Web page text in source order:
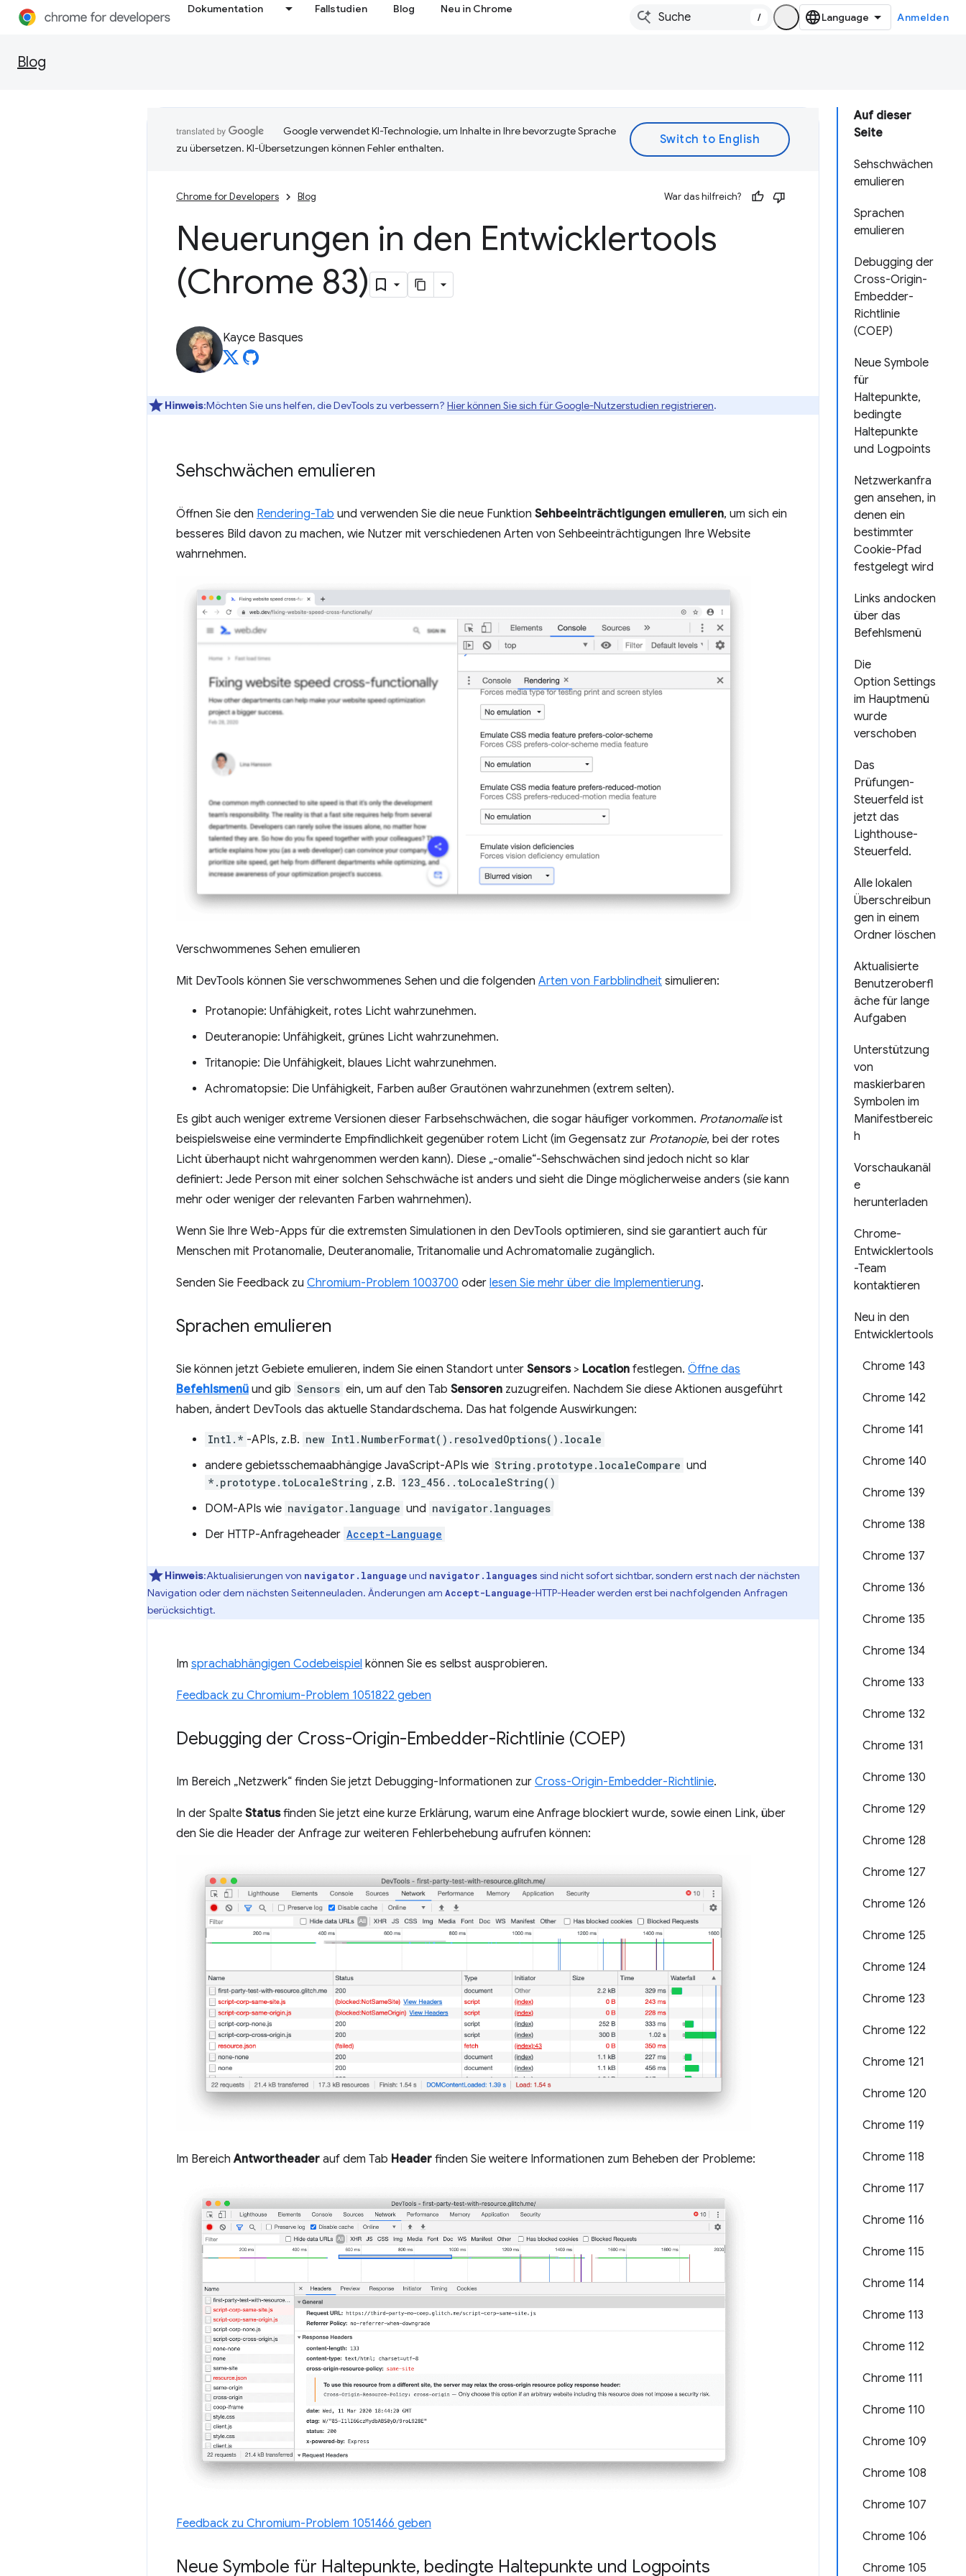
Dokumentation Fallstudien Blog Neu in Chrome
/ Anmelden
Blog
Auf dieser
Seite
Sehschwächen
emulieren
Sprachen
emulieren
Debugging der
Cross-Origin-
Embedder-
Richtlinie
(COEP)
Neue Symbole
für
Haltepunkte,
bedingte
Haltepunkte
und Logpoints
Netzwerkanfra
gen ansehen, in
denen ein
bestimmter
Cookie-Pfad
festgelegt wird
Links andocken
über das
Befehlsmenü
Die
Option Settings
im Hauptmenü
wurde
verschoben
Das
Prüfungen-
Steuerfeld ist
jetzt das
Lighthouse-
Steuerfeld.
Alle lokalen
Überschreibun
gen in einem
Ordner löschen
Aktualisierte
Benutzeroberfl
äche für lange
Aufgaben
Unterstützung
von
maskierbaren
Symbolen im
Manifestbereic
h
Vorschaukanäl
e
herunterladen
Chrome-
Entwicklertools
-Team
kontaktieren
Neu in den
Entwicklertools
Chrome 143
Chrome 142
Chrome 141
Chrome 140
Chrome 139
Chrome 138
Chrome 137
Chrome 136
Chrome 135
Chrome 134
Chrome 133
Chrome 132
Chrome 131
Chrome 130
Chrome 129
Chrome 128
Chrome 127
Chrome 126
Chrome 125
Chrome 124
Chrome 123
Chrome 122
Chrome 121
Chrome 120
Chrome 119
Chrome 118
Chrome 117
Chrome 116
Chrome 115
Chrome 114
Chrome 113
Chrome 112
Chrome 111
Chrome 110
Chrome 109
Chrome 108
Chrome 107
Chrome 106
Chrome 105
Google verwendet KI-Technologie, um Inhalte in Ihre bevorzugte Sprache
zu übersetzen. KI-Übersetzungen können Fehler enthalten.
Chrome for Developers Blog War das hilfreich?
Neuerungen in den Entwicklertools
(Chrome 83)
Kayce Basques
Hinweis:Möchten Sie uns helfen, die DevTools zu verbessern? Hier können Sie sich für Google-Nutzerstudien registrieren.
Sehschwächen emulieren
Öffnen Sie den Rendering-Tab und verwenden Sie die neue Funktion Sehbeeinträchtigungen emulieren, um sich ein
besseres Bild davon zu machen, wie Nutzer mit verschiedenen Arten von Sehbeeinträchtigungen Ihre Website
wahrnehmen.
Verschwommenes Sehen emulieren
Mit DevTools können Sie verschwommenes Sehen und die folgenden Arten von Farbblindheit simulieren:
Protanopie: Unfähigkeit, rotes Licht wahrzunehmen.
Deuteranopie: Unfähigkeit, grünes Licht wahrzunehmen.
Tritanopie: Die Unfähigkeit, blaues Licht wahrzunehmen.
Achromatopsie: Die Unfähigkeit, Farben außer Grautönen wahrzunehmen (extrem selten).
Es gibt auch weniger extreme Versionen dieser Farbsehschwächen, die sogar häufiger vorkommen. Protanomalieist
beispielsweise eine verminderte Empfindlichkeit gegenüber rotem Licht (im Gegensatz zur Protanopie, bei der rotes
Licht überhaupt nicht wahrgenommen werden kann). Diese „-omalie“-Sehschwächen sind jedoch nicht so klar
definiert: Jede Person mit einer solchen Sehschwäche ist anders und sieht die Dinge möglicherweise anders (sie kann
mehr oder weniger der relevanten Farben wahrnehmen).
Wenn Sie Ihre Web-Apps für die extremsten Simulationen in den DevTools optimieren, sind sie garantiert auch für
Menschen mit Protanomalie, Deuteranomalie, Tritanomalie und Achromatomalie zugänglich.
Senden Sie Feedback zu Chromium-Problem 1003700 oder lesen Sie mehr über die Implementierung.
Sprachen emulieren
Sie können jetzt Gebiete emulieren, indem Sie einen Standort unter Sensors> Location festlegen. Öffne das
Befehlsmenü und gib Sensors ein, um auf den Tab Sensoren zuzugreifen. Nachdem Sie diese Aktionen ausgeführt
haben, ändert DevTools das aktuelle Standardschema. Das hat folgende Auswirkungen:
Intl.* -APIs, z.B. new Intl.NumberFormat().resolvedOptions().locale
andere gebietsschemaabhängige JavaScript-APIs wie String.prototype.localeCompare und
*.prototype.toLocaleString , z.B. 123_456..toLocaleString()
DOM-APIs wie navigator.language und navigator.languages
Der HTTP-Anfrageheader Accept-Language
Hinweis:Aktualisierungen von navigator.languageund navigator.languages sind nicht sofort sichtbar, sondern erst nach der nächsten
Navigation oder dem nächsten Seitenneuladen. Änderungen am Accept-Language-HTTP-Header werden erst bei nachfolgenden Anfragen
berücksichtigt.
Im sprachabhängigen Codebeispiel können Sie es selbst ausprobieren.
Feedback zu Chromium-Problem 1051822 geben
Debugging der Cross-Origin-Embedder-Richtlinie (COEP)
Im Bereich „Netzwerk“ finden Sie jetzt Debugging-Informationen zur Cross-Origin-Embedder-Richtlinie.
In der Spalte Statusfinden Sie jetzt eine kurze Erklärung, warum eine Anfrage blockiert wurde, sowie einen Link, über
den Sie die Header der Anfrage zur weiteren Fehlerbehebung aufrufen können:
Im BereichAntwortheader auf dem Tab Header finden Sie weitere Informationen zum Beheben der Probleme:
Feedback zu Chromium-Problem 1051466 geben
Neue Symbole für Haltepunkte, bedingte Haltepunkte und Logpoints